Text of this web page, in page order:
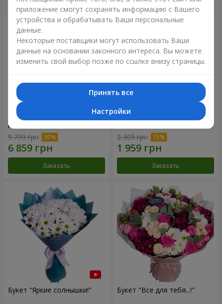
Цветы в коробке "101
розовая роза"
9 799 грн
Заказать
Букет "Цветочное Selfie!"
2 305 грн
Заказать
Букет "Яркие солнышки!" Букет "Все для тебя...!"
приложение смогут сохранять информацию с Вашего
устройства и обрабатывать Ваши персональные
данные.
Некоторые поставщики могут использовать Ваши
данные на основании законного интереса. Вы можете
изменить свой выбор позже по ссылке внизу страницы.
Принять все
Настройки